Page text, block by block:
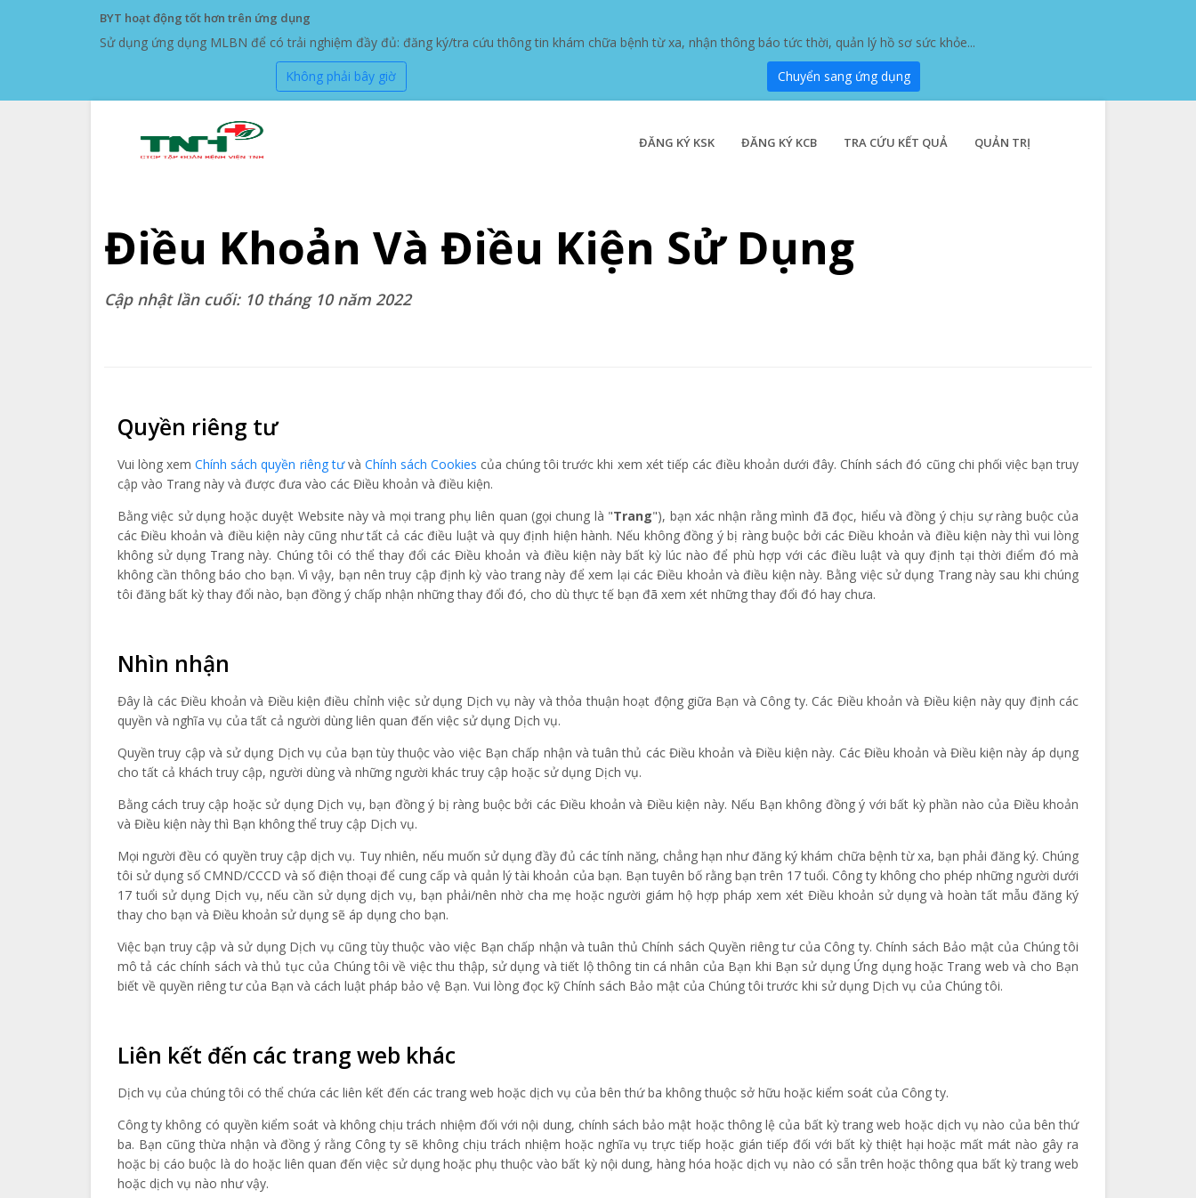
BYT hoạt động tốt hơn trên ứng dụng
Sử dụng ứng dụng MLBN để có trải nghiệm đầy đủ: đăng ký/tra cứu thông tin khám chữa bệnh từ xa, nhận thông báo tức thời, quản lý hồ sơ sức khỏe...
Không phải bây giờ Chuyển sang ứng dụng
ĐĂNG KÝ KSK ĐĂNG KÝ KCB TRA CỨU KẾT QUẢ QUẢN TRỊ
Điều Khoản Và Điều Kiện Sử Dụng
Cập nhật lần cuối: 10 tháng 10 năm 2022
Quyền riêng tư
Vui lòng xemChính sách quyền riêng tưvà Chính sách Cookies của chúng tôi trước khi xem xét tiếp các điều khoản dưới đây. Chính sách đó cũng chi phối việc bạn truy
cập vào Trang này và được đưa vào các Điều khoản và điều kiện.
Bằng việc sử dụng hoặc duyệt Website này và mọi trang phụ liên quan (gọi chung là "Trang"), bạn xác nhận rằng mình đã đọc, hiểu và đồng ý chịu sự ràng buộc của
các Điều khoản và điều kiện này cũng như tất cả các điều luật và quy định hiện hành. Nếu không đồng ý bị ràng buộc bởi các Điều khoản và điều kiện này thì vui lòng
không sử dụng Trang này. Chúng tôi có thể thay đổi các Điều khoản và điều kiện này bất kỳ lúc nào để phù hợp với các điều luật và quy định tại thời điểm đó mà
không cần thông báo cho bạn. Vì vậy, bạn nên truy cập định kỳ vào trang này để xem lại các Điều khoản và điều kiện này. Bằng việc sử dụng Trang này sau khi chúng
tôi đăng bất kỳ thay đổi nào, bạn đồng ý chấp nhận những thay đổi đó, cho dù thực tế bạn đã xem xét những thay đổi đó hay chưa.
Nhìn nhận
Đây là các Điều khoản và Điều kiện điều chỉnh việc sử dụng Dịch vụ này và thỏa thuận hoạt động giữa Bạn và Công ty. Các Điều khoản và Điều kiện này quy định các
quyền và nghĩa vụ của tất cả người dùng liên quan đến việc sử dụng Dịch vụ.
Quyền truy cập và sử dụng Dịch vụ của bạn tùy thuộc vào việc Bạn chấp nhận và tuân thủ các Điều khoản và Điều kiện này. Các Điều khoản và Điều kiện này áp dụng
cho tất cả khách truy cập, người dùng và những người khác truy cập hoặc sử dụng Dịch vụ.
Bằng cách truy cập hoặc sử dụng Dịch vụ, bạn đồng ý bị ràng buộc bởi các Điều khoản và Điều kiện này. Nếu Bạn không đồng ý với bất kỳ phần nào của Điều khoản
và Điều kiện này thì Bạn không thể truy cập Dịch vụ.
Mọi người đều có quyền truy cập dịch vụ. Tuy nhiên, nếu muốn sử dụng đầy đủ các tính năng, chẳng hạn như đăng ký khám chữa bệnh từ xa, bạn phải đăng ký. Chúng
tôi sử dụng số CMND/CCCD và số điện thoại để cung cấp và quản lý tài khoản của bạn. Bạn tuyên bố rằng bạn trên 17 tuổi. Công ty không cho phép những người dưới
17 tuổi sử dụng Dịch vụ, nếu cần sử dụng dịch vụ, bạn phải/nên nhờ cha mẹ hoặc người giám hộ hợp pháp xem xét Điều khoản sử dụng và hoàn tất mẫu đăng ký
thay cho bạn và Điều khoản sử dụng sẽ áp dụng cho bạn.
Việc bạn truy cập và sử dụng Dịch vụ cũng tùy thuộc vào việc Bạn chấp nhận và tuân thủ Chính sách Quyền riêng tư của Công ty. Chính sách Bảo mật của Chúng tôi
mô tả các chính sách và thủ tục của Chúng tôi về việc thu thập, sử dụng và tiết lộ thông tin cá nhân của Bạn khi Bạn sử dụng Ứng dụng hoặc Trang web và cho Bạn
biết về quyền riêng tư của Bạn và cách luật pháp bảo vệ Bạn. Vui lòng đọc kỹ Chính sách Bảo mật của Chúng tôi trước khi sử dụng Dịch vụ của Chúng tôi.
Liên kết đến các trang web khác
Dịch vụ của chúng tôi có thể chứa các liên kết đến các trang web hoặc dịch vụ của bên thứ ba không thuộc sở hữu hoặc kiểm soát của Công ty.
Công ty không có quyền kiểm soát và không chịu trách nhiệm đối với nội dung, chính sách bảo mật hoặc thông lệ của bất kỳ trang web hoặc dịch vụ nào của bên thứ
ba. Bạn cũng thừa nhận và đồng ý rằng Công ty sẽ không chịu trách nhiệm hoặc nghĩa vụ trực tiếp hoặc gián tiếp đối với bất kỳ thiệt hại hoặc mất mát nào gây ra
hoặc bị cáo buộc là do hoặc liên quan đến việc sử dụng hoặc phụ thuộc vào bất kỳ nội dung, hàng hóa hoặc dịch vụ nào có sẵn trên hoặc thông qua bất kỳ trang web
hoặc dịch vụ nào như vậy.